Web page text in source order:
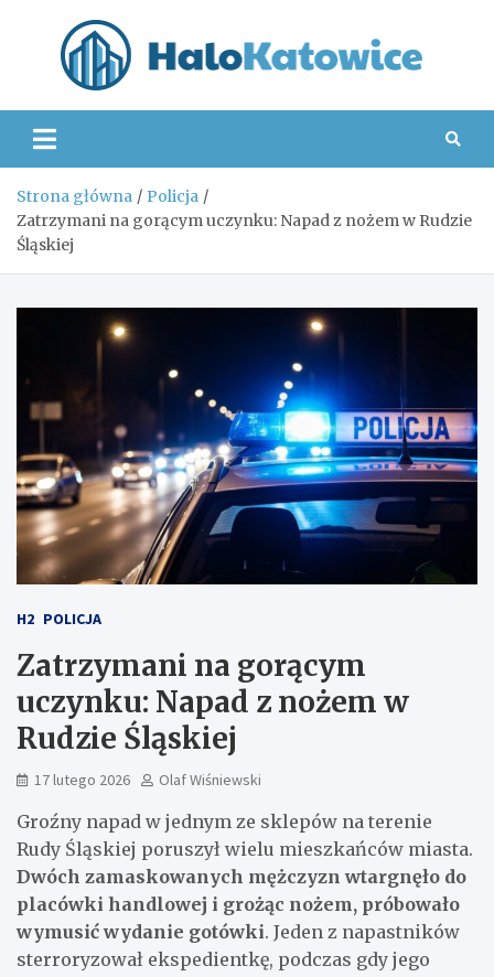
Strona główna
Policja
Zatrzymani na gorącym uczynku: Napad z nożem w Rudzie
Śląskiej
H2 POLICJA
Zatrzymani na gorącym
uczynku: Napad z nożem w
Rudzie Śląskiej
17 lutego 2026 Olaf Wiśniewski
Groźny napad w jednym ze sklepów na terenie
Rudy Śląskiej poruszył wielu mieszkańców miasta.
Dwóch zamaskowanych mężczyzn wtargnęło do
placówki handlowej i grożąc nożem, próbowało
wymusić wydanie gotówki. Jeden z napastników
sterroryzował ekspedientkę, podczas gdy jego